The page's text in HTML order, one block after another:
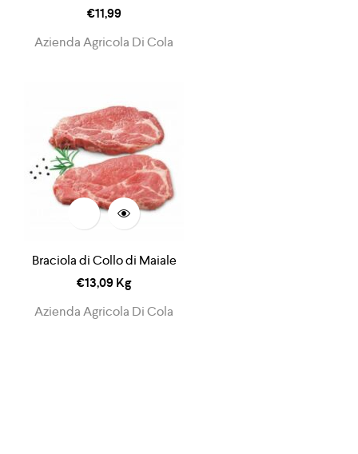
€11,99
Azienda Agricola Di Cola
Braciola di Collo di Maiale
€13,09 Kg
Azienda Agricola Di Cola